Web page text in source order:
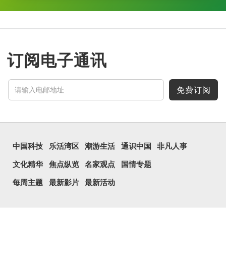
订阅电子通讯
免费订阅
中国科技 乐活湾区 潮游生活 通识中国 非凡人事
文化精华 焦点纵览 名家观点 国情专题
每周主题 最新影片 最新活动